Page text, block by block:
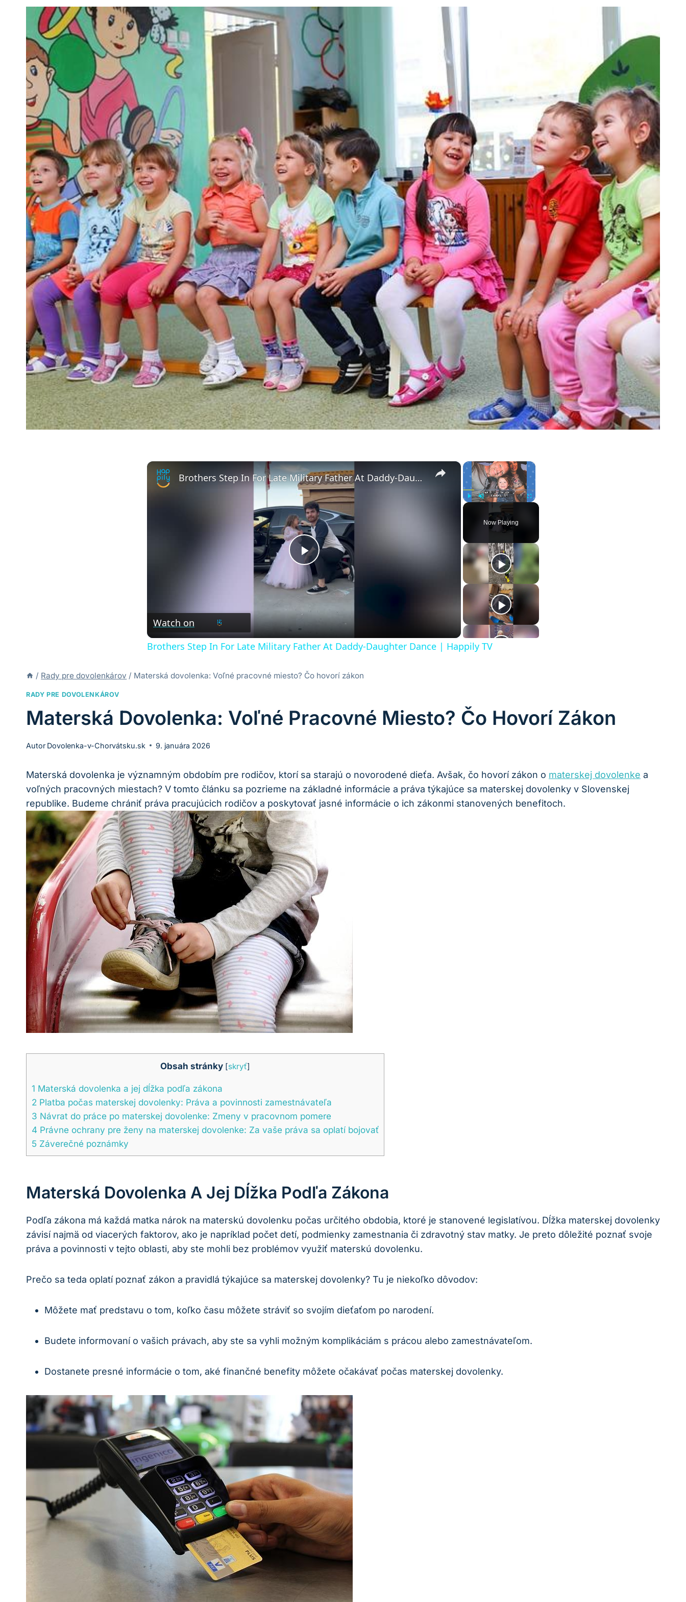
×
Fullscreen
Now Playing
×
Play
Video
Brothers Step In For Late Military Father At Daddy-Daughter Dance | Happily TV
Watch on
Brothers Step In For Late Military Father At Daddy-Daughter Dance | Happily TV
/ Rady pre dovolenkárov / Materská dovolenka: Voľné pracovné miesto? Čo hovorí zákon
RADY PRE DOVOLENKÁROV
Materská Dovolenka: Voľné Pracovné Miesto? Čo Hovorí Zákon
Autor Dovolenka-v-Chorvátsku.sk 9. januára 2026
Materská dovolenka je významným obdobím pre rodičov, ktorí sa starajú o novorodené dieťa. Avšak, čo hovorí zákon o materskej dovolenke a
voľných pracovných miestach? V tomto článku sa pozrieme na základné informácie a práva týkajúce sa materskej dovolenky v Slovenskej
republike. Budeme chrániť práva pracujúcich rodičov a poskytovať jasné informácie o ich zákonmi stanovených benefitoch.
Obsah stránky [skryť]
1 Materská dovolenka a jej dĺžka podľa zákona
2 Platba počas materskej dovolenky: Práva a povinnosti zamestnávateľa
3 Návrat do práce po materskej dovolenke: Zmeny v pracovnom pomere
4 Právne ochrany pre ženy na materskej dovolenke: Za vaše práva sa oplatí bojovať
5 Záverečné poznámky
Materská Dovolenka A Jej Dĺžka Podľa Zákona
Podľa zákona má každá matka nárok na materskú dovolenku počas určitého obdobia, ktoré je stanovené legislatívou. Dĺžka materskej dovolenky
závisí najmä od viacerých faktorov, ako je napríklad počet detí, podmienky zamestnania či zdravotný stav matky. Je preto dôležité poznať svoje
práva a povinnosti v tejto oblasti, aby ste mohli bez problémov využiť materskú dovolenku.
Prečo sa teda oplatí poznať zákon a pravidlá týkajúce sa materskej dovolenky? Tu je niekoľko dôvodov:
Môžete mať predstavu o tom, koľko času môžete stráviť so svojím dieťaťom po narodení.
Budete informovaní o vašich právach, aby ste sa vyhli možným komplikáciám s prácou alebo zamestnávateľom.
Dostanete presné informácie o tom, aké finančné benefity môžete očakávať počas materskej dovolenky.